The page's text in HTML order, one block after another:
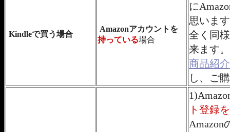
Kindleで買う場合
Amazonアカウントを
持っている場合
に
思いま
全く同
来ます。
商品紹
し、ご
ト登録
Amazon